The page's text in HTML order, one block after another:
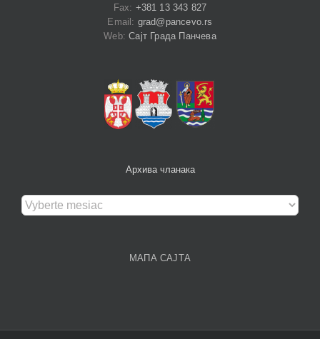
Fax: +381 13 343 827
Email: grad@pancevo.rs
Web:Сајт Града Панчева
Архива чланака
Архива
чланака
МАПА САЈТА